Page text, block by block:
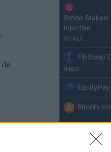
Stride Staked
Injective
(STINJ)
FibSwap
(FIBO)
EquityPay
Bitcoin
VNST